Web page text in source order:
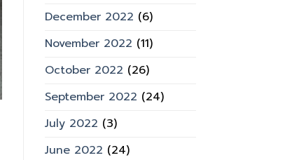
December 2022 (6)
November 2022 (11)
October 2022 (26)
September 2022 (24)
July 2022 (3)
June 2022 (24)